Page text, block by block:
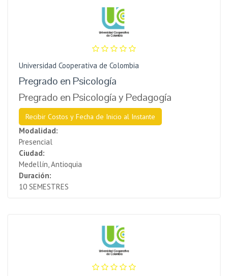
Universidad Cooperativa de Colombia
Pregrado en Psicología
Pregrado en Psicología y Pedagogía
Recibir Costos y Fecha de Inicio al Instante
Modalidad:
Presencial
Ciudad:
Medellín, Antioquia
Duración:
10 SEMESTRES